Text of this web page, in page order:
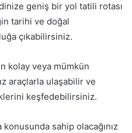
geniş bir yol tatili rotası
tarihi ve doğal
çıkabilirsiniz.
kolay veya mümkün
araçlarla ulaşabilir ve
keşfedebilirsiniz.
sahip olacağınız